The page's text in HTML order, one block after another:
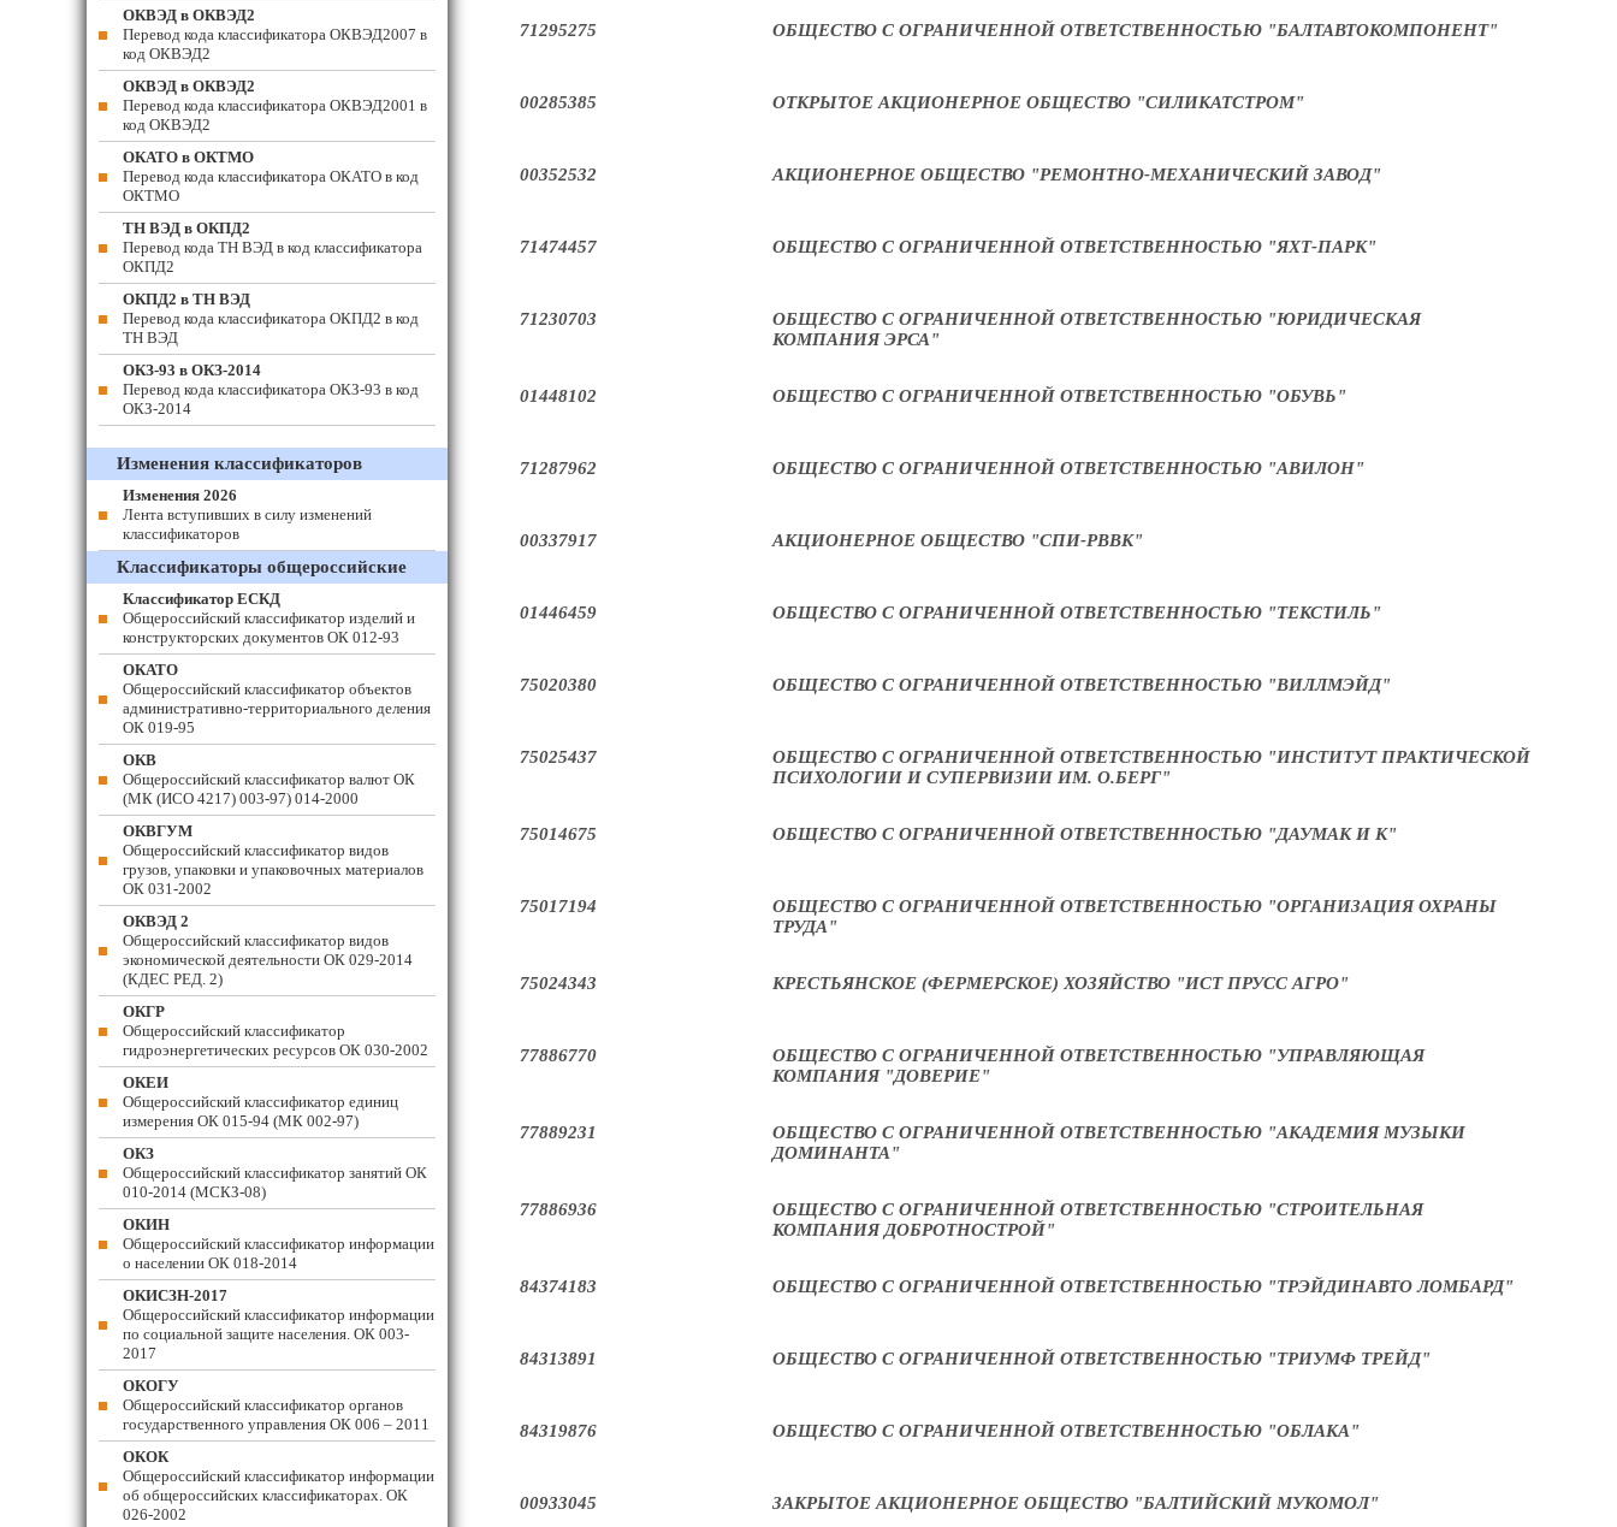
71295275 ОБЩЕСТВО С ОГРАНИЧЕННОЙ ОТВЕТСТВЕННОСТЬЮ "БАЛТАВТОКОМПОНЕНТ"
00285385 ОТКРЫТОЕ АКЦИОНЕРНОЕ ОБЩЕСТВО "СИЛИКАТСТРОМ"
00352532 АКЦИОНЕРНОЕ ОБЩЕСТВО "РЕМОНТНО-МЕХАНИЧЕСКИЙ ЗАВОД"
71474457 ОБЩЕСТВО С ОГРАНИЧЕННОЙ ОТВЕТСТВЕННОСТЬЮ "ЯХТ-ПАРК"
71230703
ОБЩЕСТВО С ОГРАНИЧЕННОЙ ОТВЕТСТВЕННОСТЬЮ "ЮРИДИЧЕСКАЯ
КОМПАНИЯ ЭРСА"
01448102 ОБЩЕСТВО С ОГРАНИЧЕННОЙ ОТВЕТСТВЕННОСТЬЮ "ОБУВЬ"
71287962 ОБЩЕСТВО С ОГРАНИЧЕННОЙ ОТВЕТСТВЕННОСТЬЮ "АВИЛОН"
00337917 АКЦИОНЕРНОЕ ОБЩЕСТВО "СПИ-РВВК"
01446459 ОБЩЕСТВО С ОГРАНИЧЕННОЙ ОТВЕТСТВЕННОСТЬЮ "ТЕКСТИЛЬ"
75020380 ОБЩЕСТВО С ОГРАНИЧЕННОЙ ОТВЕТСТВЕННОСТЬЮ "ВИЛЛМЭЙД"
75025437
ОБЩЕСТВО С ОГРАНИЧЕННОЙ ОТВЕТСТВЕННОСТЬЮ "ИНСТИТУТ ПРАКТИЧЕСКОЙ
ПСИХОЛОГИИ И СУПЕРВИЗИИ ИМ. О.БЕРГ"
75014675 ОБЩЕСТВО С ОГРАНИЧЕННОЙ ОТВЕТСТВЕННОСТЬЮ "ДАУМАК И К"
75017194
ОБЩЕСТВО С ОГРАНИЧЕННОЙ ОТВЕТСТВЕННОСТЬЮ "ОРГАНИЗАЦИЯ ОХРАНЫ
ТРУДА"
75024343 КРЕСТЬЯНСКОЕ (ФЕРМЕРСКОЕ) ХОЗЯЙСТВО "ИСТ ПРУСС АГРО"
77886770
ОБЩЕСТВО С ОГРАНИЧЕННОЙ ОТВЕТСТВЕННОСТЬЮ "УПРАВЛЯЮЩАЯ
КОМПАНИЯ "ДОВЕРИЕ"
77889231
ОБЩЕСТВО С ОГРАНИЧЕННОЙ ОТВЕТСТВЕННОСТЬЮ "АКАДЕМИЯ МУЗЫКИ
ДОМИНАНТА"
77886936
ОБЩЕСТВО С ОГРАНИЧЕННОЙ ОТВЕТСТВЕННОСТЬЮ "СТРОИТЕЛЬНАЯ
КОМПАНИЯ ДОБРОТНОСТРОЙ"
84374183 ОБЩЕСТВО С ОГРАНИЧЕННОЙ ОТВЕТСТВЕННОСТЬЮ "ТРЭЙДИНАВТО ЛОМБАРД"
84313891 ОБЩЕСТВО С ОГРАНИЧЕННОЙ ОТВЕТСТВЕННОСТЬЮ "ТРИУМФ ТРЕЙД"
84319876 ОБЩЕСТВО С ОГРАНИЧЕННОЙ ОТВЕТСТВЕННОСТЬЮ "ОБЛАКА"
00933045 ЗАКРЫТОЕ АКЦИОНЕРНОЕ ОБЩЕСТВО "БАЛТИЙСКИЙ МУКОМОЛ"
ОКВЭД в ОКВЭД2
Перевод кода классификатора ОКВЭД2007 в
код ОКВЭД2
ОКВЭД в ОКВЭД2
Перевод кода классификатора ОКВЭД2001 в
код ОКВЭД2
ОКАТО в ОКТМО
Перевод кода классификатора ОКАТО в код
ОКТМО
ТН ВЭД в ОКПД2
Перевод кода ТН ВЭД в код классификатора
ОКПД2
ОКПД2 в ТН ВЭД
Перевод кода классификатора ОКПД2 в код
ТН ВЭД
ОКЗ-93 в ОКЗ-2014
Перевод кода классификатора ОКЗ-93 в код
ОКЗ-2014
Изменения классификаторов
Изменения 2026
Лента вступивших в силу изменений
классификаторов
Классификаторы общероссийские
Классификатор ЕСКД
Общероссийский классификатор изделий и
конструкторских документов ОК 012-93
ОКАТО
Общероссийский классификатор объектов
административно-территориального деления
ОК 019-95
ОКВ
Общероссийский классификатор валют ОК
(МК (ИСО 4217) 003-97) 014-2000
ОКВГУМ
Общероссийский классификатор видов
грузов, упаковки и упаковочных материалов
ОК 031-2002
ОКВЭД 2
Общероссийский классификатор видов
экономической деятельности ОК 029-2014
(КДЕС РЕД. 2)
ОКГР
Общероссийский классификатор
гидроэнергетических ресурсов ОК 030-2002
ОКЕИ
Общероссийский классификатор единиц
измерения ОК 015-94 (МК 002-97)
ОКЗ
Общероссийский классификатор занятий ОК
010-2014 (МСКЗ-08)
ОКИН
Общероссийский классификатор информации
о населении ОК 018-2014
ОКИСЗН-2017
Общероссийский классификатор информации
по социальной защите населения. ОК 003-
2017
ОКОГУ
Общероссийский классификатор органов
государственного управления ОК 006 – 2011
ОКОК
Общероссийский классификатор информации
об общероссийских классификаторах. ОК
026-2002